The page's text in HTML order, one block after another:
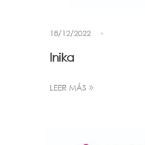
18/12/2022
Inika
LEER MÁS